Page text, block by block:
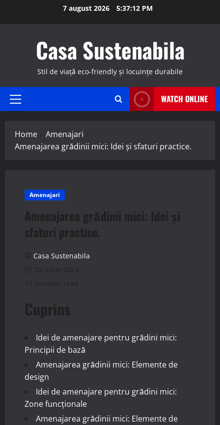
7 august 2026 5:37:13 PM
Casa Sustenabila
Stil de viață eco-friendly și locuințe durabile
Primary
WATCH ONLINE
Home
Amenajari
Amenajarea grădinii mici: Idei și sfaturi practice.
Amenajari
Amenajarea grădinii mici: Idei și
sfaturi practice.
Casa Sustenabila
25 iunie 2024
17 minutes read
Cuprins
Idei de amenajare pentru grădini mici:
Principii de bază
Amenajarea grădinii mici: Elemente de
design
Idei de amenajare pentru grădini mici:
Zone funcționale
Amenajarea grădinii mici: Elemente de